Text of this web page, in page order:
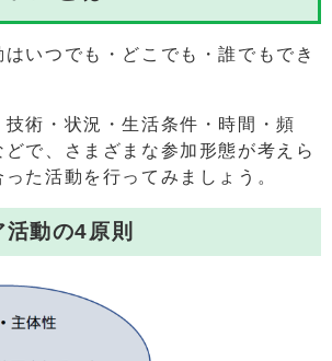
いつでも・どこでも・誰でもでき
術・状況・生活条件・時間・頻
どで、さまざまな参加形態が考えら
た活動を行ってみましょう。
動の4原則